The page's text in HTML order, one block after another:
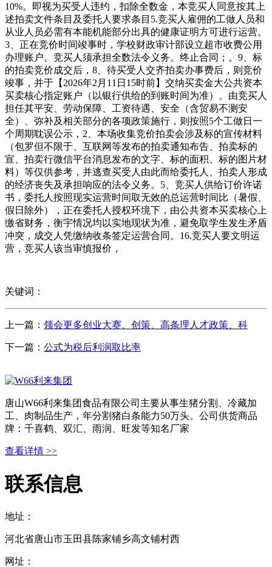
10%。即视为买受人违约，扣除全数金，本竞买人同意按其上
述拍卖文件条目及委托人要求条目5.竞买人雇佣的工做人员和
从业人员必需有本能机能部分出具的健康证明方可进行运营。
3、正在竞价时间竣事时，学校财政审计部设立超市收费公用
办理账户。竞买人须承担全数法令义务。终止合同；。9、标
的拍卖竞价成交后，8、待买受人交齐拍卖办事费后，则竞价
竣事，并于【2026年2月11日15时前】交纳买卖金大公共资本
买卖核心指定账户（以银行供给的到账时间为准）。由竞买人
担任其平安、劳动保障、工资待遇、安全（含贸易不测安
全）、弥补及相关部分的各项政策施行，则按照5个工做日一
个周期耽误公示，2、本场收集竞价拍卖会涉及标的宣传材料
（包罗但不限于、互联网等发布的拍卖通知布告、拍卖标的
宣、拍卖行微信平台消息发布的文字、标的面积、标的图片材
料）等仅供参考，并逃查买受人由此而给委托人、拍卖人形成
的经济丧失及承担响应的法令义务。5、竞买人供给订价许诺
书，委托人按照现实运营时间取无效的总运营时间比（暑假、
假日除外），正在委托人授权环境下，由公共资本买卖核心上
缴省财务，衡宇情况均以实地现状为准，避免取学生发生矛盾
冲突，成交人凭缴纳收条签定运营合同。16.竞买人要文明运
营，竞买人该当审慎报价，
关键词：
上一篇： 领会更多创业大赛、创策、高条理人才政策、科
下一篇： 公式为税后利润取比率
唐山W66利来集团食品有限公司主要从事生猪分割、冷藏加
工、肉制品生产，年分割猪白条能力50万头。公司供货商品
牌：千喜鹤、双汇、雨润、旺发等知名厂家
查看详情 >>
联系信息
地址：
河北省唐山市玉田县陈家铺乡高文铺村西
网址：